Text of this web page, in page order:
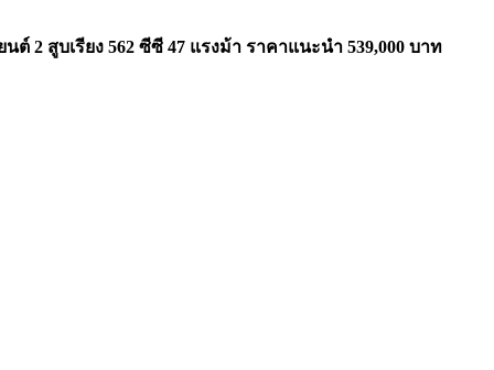
นต์ 2 สูบเรียง 562 ซีซี 47 แรงม้า ราคาแนะนำ 539,000 บาท